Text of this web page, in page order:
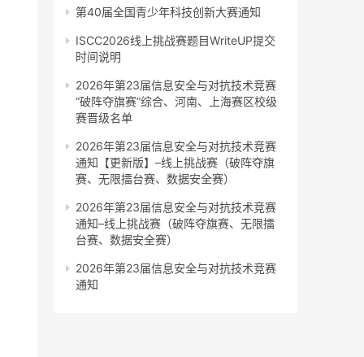
第40届全国青少年科技创新大赛通知
ISCC2026线上挑战赛题目WriteUP提交
时间说明
2026年第23届信息安全与对抗技术竞赛
“破阵夺旗赛”综合、河南、上海赛区校级
赛晋级名单
2026年第23届信息安全与对抗技术竞赛
通知【更新版】–线上挑战赛（破阵夺旗
赛、无限擂台赛、数据安全赛）
2026年第23届信息安全与对抗技术竞赛
通知–线上挑战赛（破阵夺旗赛、无限擂
台赛、数据安全赛）
2026年第23届信息安全与对抗技术竞赛
通知